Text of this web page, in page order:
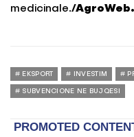
medicinale./
EKSPORT INVESTIM
SUBVENCIONE NE BUJQESI